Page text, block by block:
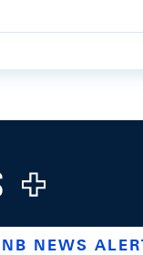
www.youtube.com/
NEWS